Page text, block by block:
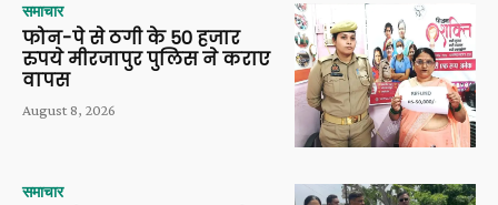
समाचार
फोन-पे से ठगी के 50 हजार
रुपये मीरजापुर पुलिस ने कराए
वापस
August 8, 2026
समाचार